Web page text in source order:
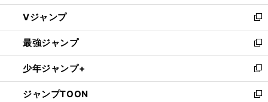
ウ
ィ
ン
ド
ウ
で
開
く
し
い
ウ
ィ
ン
ド
ウ
で
Vジャンプ
新
し
い
ウ
ィ
ン
ド
最強ジャンプ
新
し
い
ウ
ィ
少年ジャンプ+
新
し
い
ジャンプTOON
新